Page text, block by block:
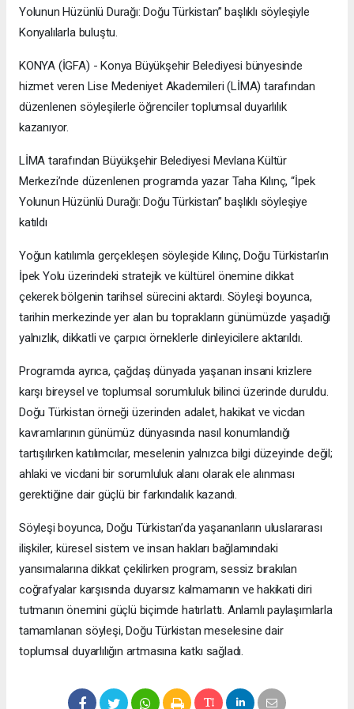
Yolunun Hüzünlü Durağı: Doğu Türkistan” başlıklı söyleşiyle
Konyalılarla buluştu.
KONYA (İGFA) - Konya Büyükşehir Belediyesi bünyesinde
hizmet veren Lise Medeniyet Akademileri (LİMA) tarafından
düzenlenen söyleşilerle öğrenciler toplumsal duyarlılık
kazanıyor.
LİMA tarafından Büyükşehir Belediyesi Mevlana Kültür
Merkezi’nde düzenlenen programda yazar Taha Kılınç, “İpek
Yolunun Hüzünlü Durağı: Doğu Türkistan” başlıklı söyleşiye
katıldı
Yoğun katılımla gerçekleşen söyleşide Kılınç, Doğu Türkistan’ın
İpek Yolu üzerindeki stratejik ve kültürel önemine dikkat
çekerek bölgenin tarihsel sürecini aktardı. Söyleşi boyunca,
tarihin merkezinde yer alan bu toprakların günümüzde yaşadığı
yalnızlık, dikkatli ve çarpıcı örneklerle dinleyicilere aktarıldı.
Programda ayrıca, çağdaş dünyada yaşanan insani krizlere
karşı bireysel ve toplumsal sorumluluk bilinci üzerinde duruldu.
Doğu Türkistan örneği üzerinden adalet, hakikat ve vicdan
kavramlarının günümüz dünyasında nasıl konumlandığı
tartışılırken katılımcılar, meselenin yalnızca bilgi düzeyinde değil;
ahlaki ve vicdani bir sorumluluk alanı olarak ele alınması
gerektiğine dair güçlü bir farkındalık kazandı.
Söyleşi boyunca, Doğu Türkistan’da yaşananların uluslararası
ilişkiler, küresel sistem ve insan hakları bağlamındaki
yansımalarına dikkat çekilirken program, sessiz bırakılan
coğrafyalar karşısında duyarsız kalmamanın ve hakikati diri
tutmanın önemini güçlü biçimde hatırlattı. Anlamlı paylaşımlarla
tamamlanan söyleşi, Doğu Türkistan meselesine dair
toplumsal duyarlılığın artmasına katkı sağladı.